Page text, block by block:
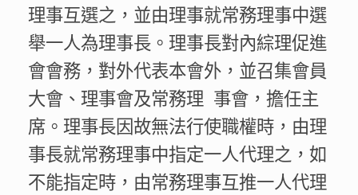
理事互選之，並由理事就常務理事中選
舉一人為理事長。理事長對內綜理促進
會會務，對外代表本會外，並召集會員
大會、理事會及常務理 事會，擔任主
席。理事長因故無法行使職權時，由理
事長就常務理事中指定一人代理之，如
不能指定時，由常務理事互推一人代理